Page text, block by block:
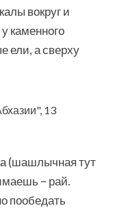
вокруг и
каменного
ели, а сверху
(шашлычная тут
– рай.
пообедать